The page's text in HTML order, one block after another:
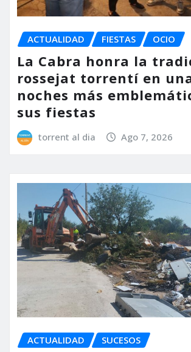
ACTUALIDAD FIESTAS OCIO
La Cabra honra la
rossejat torrentí en
noches más
sus fiestas
torrent al dia Ago 7, 2026
ACTUALIDAD SUCESOS